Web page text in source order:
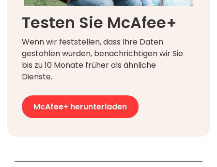
Testen Sie McAfee+
Wenn wir feststellen, dass Ihre Daten
gestohlen wurden, benachrichtigen wir Sie
bis zu 10 Monate früher als ähnliche
Dienste.
McAfee+ herunterladen